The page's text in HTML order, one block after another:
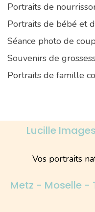
Portraits de
Portraits de bébé et
Séance photo de
Souvenirs de
Portraits de famille
Lucille
Vos portraits
Metz - Moselle -